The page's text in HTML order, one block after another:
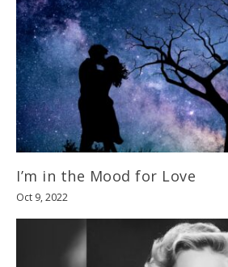
I’m in the Mood for Love
Oct 9, 2022